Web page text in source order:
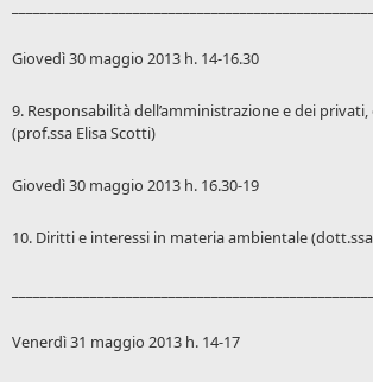
Giovedì 30 maggio 2013 h. 14-16.30
9. Responsabilità dell’amministrazione e dei
(prof.ssa Elisa Scotti)
Giovedì 30 maggio 2013 h. 16.30-19
10. Diritti e interessi in materia ambientale
Venerdì 31 maggio 2013 h. 14-17